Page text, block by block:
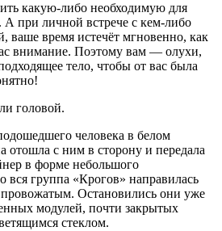
какую-либо необходимую для
А при личной встрече с кем-либо
ваше время истечёт мгновенно, как
внимание. Поэтому вам — олухи,
тело, чтобы от вас была
головой.
человека в белом
отошла с ним в сторону и передала
в форме небольшого
вся группа «Крогов» направилась
Остановились они уже
модулей, почти закрытых
стеклом.